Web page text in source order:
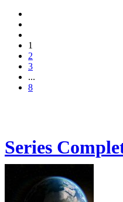
1
2
3
...
8
Series